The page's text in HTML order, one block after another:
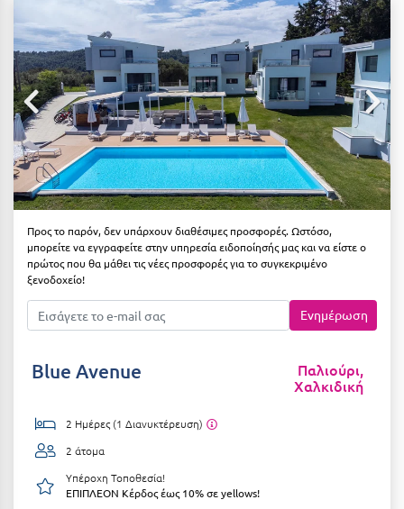
Αλεξανδρούπολη
Αλισσός Αχαΐας
Αλόννησος
Αμαλιάδα
Αμάρυνθος
Αμφίκλεια
Ανάβυσσος
Άνδρος
Αργολίδα
Αριδαία
Αρκαδία
Διαμονή Μόνο
Πρωινό
Ημιδιατροφή
Ημιδιατροφή + Ποτά
Πλήρης Διατροφή
Ένα Γεύμα
Δύο Γεύματα + Ποτά
ΤΎΠΟΣ ΚΑΤΑΛΎΜΑΤΟΣ
Ξενοδοχεία 1 Αστέρι
Ξενοδοχεία 3 Αστέρων
Ξενοδοχεία 5 Αστέρων
Προς το παρόν, δεν υπάρχουν διαθέσιμες προσφορές. Ωστόσο,
μπορείτε να εγγραφείτε στην υπηρεσία ειδοποίησής μας και να είστε ο
πρώτος που θα μάθει τις νέες προσφορές για το συγκεκριμένο
ξενοδοχείο!
Ενημέρωση
Blue Avenue
Παλιούρι,
Χαλκιδική
2 Ημέρες (1 Διανυκτέρευση)
2 άτομα
Υπέροχη Τοποθεσία!
ΕΠΙΠΛΕΟΝ Κέρδος έως 10% σε yellows!